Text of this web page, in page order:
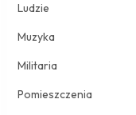
Ludzie
Muzyka
Militaria
Pomieszczenia